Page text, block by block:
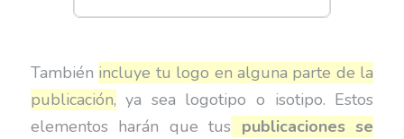
También incluye tu logo en alguna parte de la
publicación, ya sea logotipo o isotipo. Estos
elementos harán que tus publicaciones se